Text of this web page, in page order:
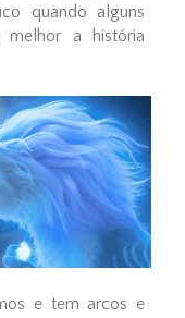
quando alguns
melhor a história
e tem arcos e